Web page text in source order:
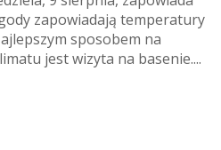
zapowiadają temperatury
sposobem na
jest wizyta na basenie....